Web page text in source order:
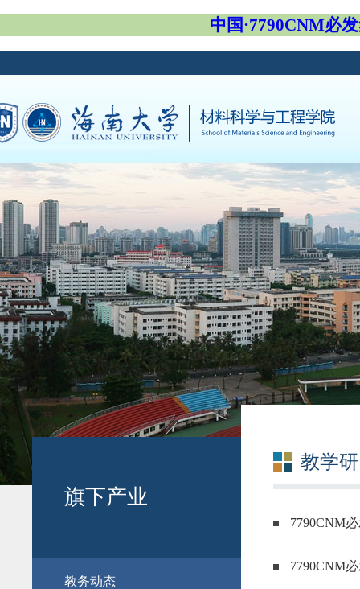
中国·7790CNM必
旗下产业
教务动态
教学
7790CNM
7790CNM